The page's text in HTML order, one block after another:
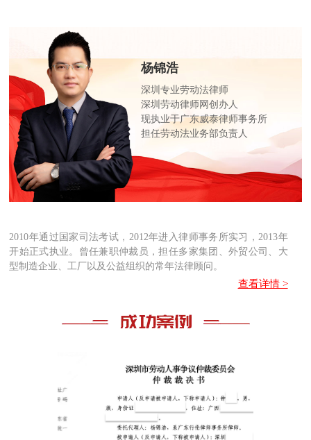
杨锦浩
深圳专业劳动法律师
深圳劳动律师网创办人
现执业于广东威泰律师事务所
担任劳动法业务部负责人
2010年通过国家司法考试，2012年进入律师事务所实习，2013年
开始正式执业。曾任兼职仲裁员，担任多家集团、外贸公司、大
型制造企业、工厂以及公益组织的常年法律顾问。
查看详情 >